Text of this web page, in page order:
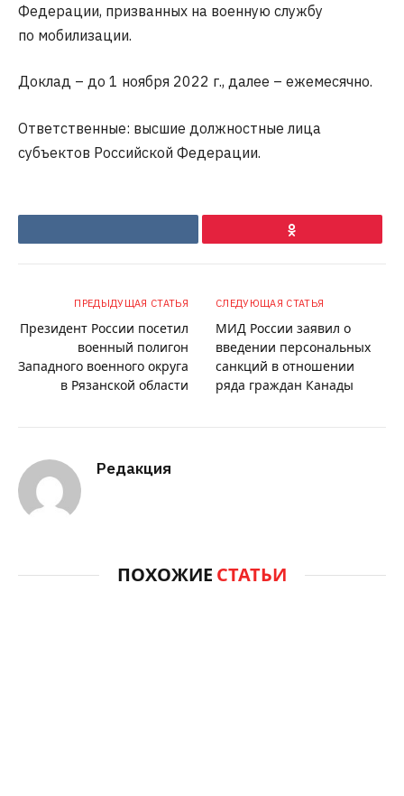
Федерации, призванных на военную службу
по мобилизации.
Доклад – до 1 ноября 2022 г., далее – ежемесячно.
Ответственные: высшие должностные лица
субъектов Российской Федерации.
Ok
ПРЕДЫДУЩАЯ СТАТЬЯ
Президент России посетил
военный полигон
Западного военного округа
в Рязанской области
СЛЕДУЮЩАЯ СТАТЬЯ
МИД России заявил о
введении персональных
санкций в отношении
ряда граждан Канады
Редакция
ПОХОЖИЕ СТАТЬИ